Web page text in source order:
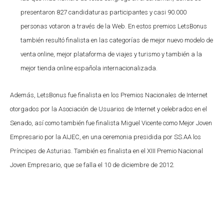
presentaron 827 candidaturas participantes y casi 90.000
personas votaron a través de la Web. En estos premios LetsBonus
también resultó finalista en las categorías de mejor nuevo modelo de
venta online, mejor plataforma de viajes y turismo y también a la
mejor tienda online española internacionalizada.
Además, LetsBonus fue finalista en los Premios Nacionales de Internet
otorgados por la Asociación de Usuarios de Internet y celebrados en el
Senado, así como también fue finalista Miguel Vicente como Mejor Joven
Empresario por la AIJEC, en una ceremonia presidida por SS.AA los
Príncipes de Asturias. También es finalista en el XIII Premio Nacional
Joven Empresario, que se falla el 10 de diciembre de 2012.